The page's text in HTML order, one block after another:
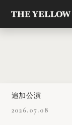
追加公演
2026.07.08